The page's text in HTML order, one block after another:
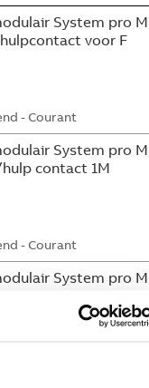
System pro M
voor F
- Courant
System pro M
contact 1M
- Courant
System pro M